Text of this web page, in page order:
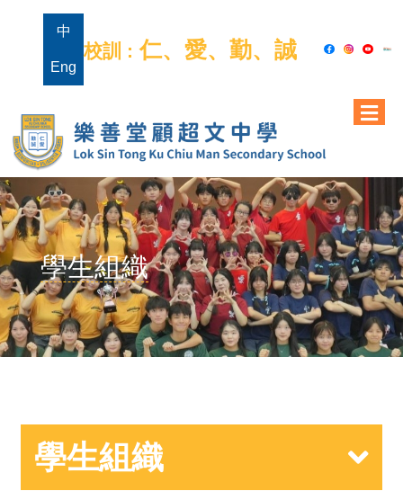
中
Eng
校訓 : 仁、愛、勤、誠
學生組織
學生組織